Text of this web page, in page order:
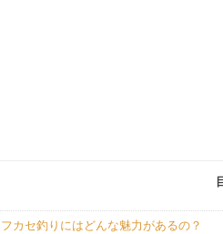
フカセ釣りにはどんな魅力があるの？